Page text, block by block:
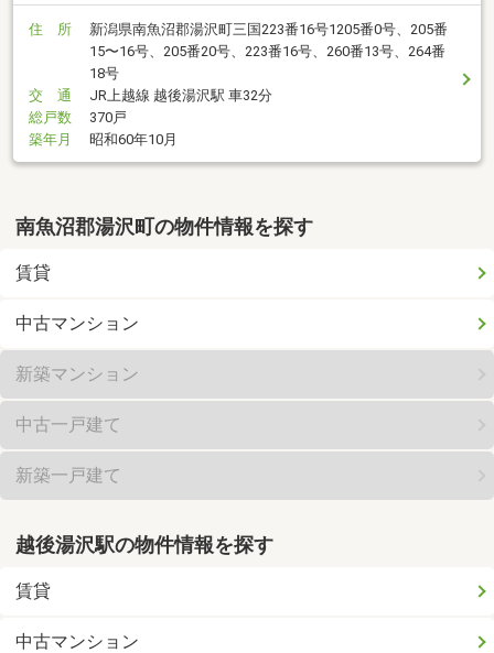
住 所
新潟県南魚沼郡湯沢町三国223番16号1205番0号、205番
15〜16号、205番20号、223番16号、260番13号、264番
18号
交 通
JR上越線 越後湯沢駅 車32分
総戸数
370戸
築年月
昭和60年10月
南魚沼郡湯沢町の物件情報を探す
賃貸
中古マンション
新築マンション
中古一戸建て
新築一戸建て
越後湯沢駅の物件情報を探す
賃貸
中古マンション